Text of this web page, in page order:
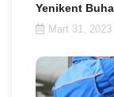
Yenikent
Mart 31, 2023